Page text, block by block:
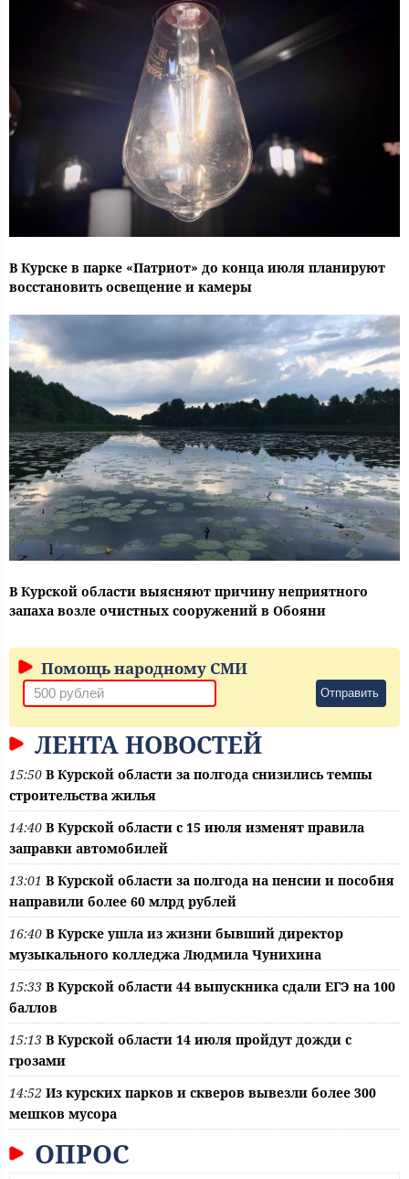
В Курске в парке «Патриот» до конца июля планируют
восстановить освещение и камеры
В Курской области выясняют причину неприятного
запаха возле очистных сооружений в Обояни
Помощь народному СМИ
Отправить
ЛЕНТА НОВОСТЕЙ
15:50 В Курской области за полгода снизились темпы
строительства жилья
14:40 В Курской области с 15 июля изменят правила
заправки автомобилей
13:01 В Курской области за полгода на пенсии и пособия
направили более 60 млрд рублей
16:40 В Курске ушла из жизни бывший директор
музыкального колледжа Людмила Чунихина
15:33 В Курской области 44 выпускника сдали ЕГЭ на 100
баллов
15:13 В Курской области 14 июля пройдут дожди с
грозами
14:52 Из курских парков и скверов вывезли более 300
мешков мусора
ОПРОС